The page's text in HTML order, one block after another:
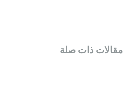
مقالات ذات صلة